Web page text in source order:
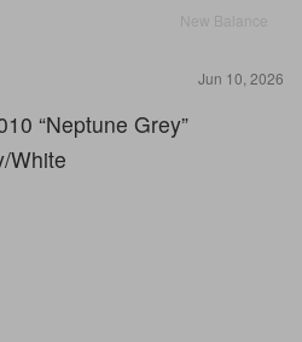
Jun 10, 2026
“Neptune Grey”
White